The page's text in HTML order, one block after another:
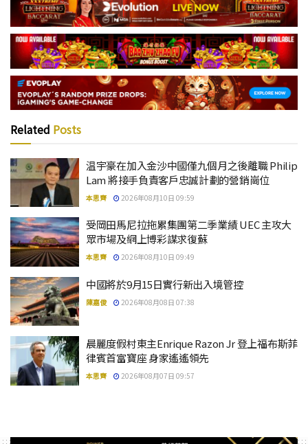
Related Posts
温宇豪在加入金沙中國僅九個月之後離職 Philip
Lam 將接手負責客戶忠誠計劃的營銷崗位
本思齊 2026年08月10日 09:59
受岡田馬尼拉拖累集團第二季業績 UEC 主攻大
眾市場及網上博彩謀求復蘇
本思齊 2026年08月10日 09:49
中國將於9月15日實行新出入境管控
陳嘉俊 2026年08月08日 07:38
晨麗度假村東主Enrique Razon Jr 登上福布斯菲
律賓首富寶座 身家遙遙領先
本思齊 2026年08月07日 09:57